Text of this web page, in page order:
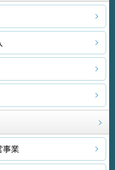
事業